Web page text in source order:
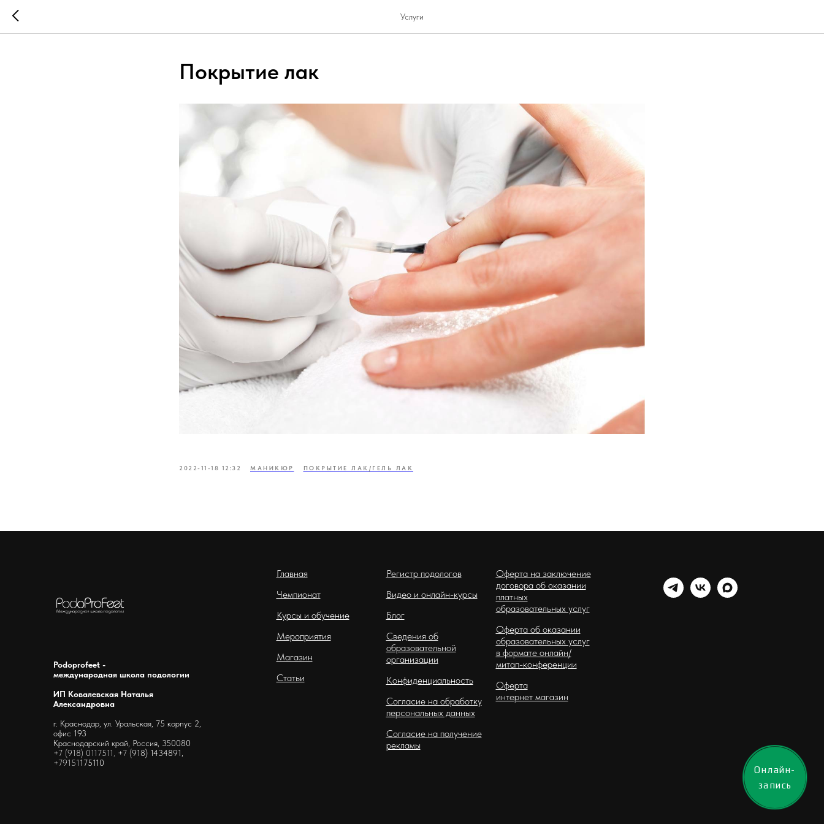
Услуги
Покрытие лак
2022-11-18 12:32 МАНИКЮР ПОКРЫТИЕ ЛАК/ГЕЛЬ ЛАК
Podoprofeet -
международная школа подологии
ИП Ковалевская Наталья
Александровна
г. Краснодар, ул. Уральская, 75 корпус 2,
офис 193
Краснодарский край, Россия, 350080
+7 (918) 0117511, +7 (918) 1434891,
+79151175110
Главная
Чемпионат
Курсы и обучение
Мероприятия
Магазин
Статьи
Регистр подологов
Видео и онлайн-курсы
Блог
Сведения об
образовательной
организации
Конфиденциальность
Согласие на обработку
персональных данных
Согласие на получение
рекламы
Оферта на заключение
договора об оказании
платных
образовательных услуг
Оферта об оказании
образовательных услуг
в формате онлайн/
митап-конференции
Оферта
интернет магазин
Онлайн-
запись